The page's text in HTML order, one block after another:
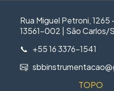
Rua Miguel Petroni, 1265
13561-002 | São Carlos/
📞 +55 16 3376-1541
TOPO